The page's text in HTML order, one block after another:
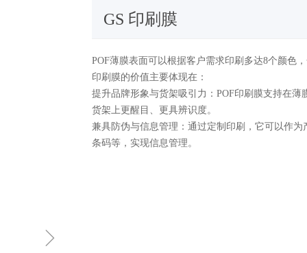
ꁇ
POF薄膜表面可以根据客户需求印刷多达8个颜色
印刷膜的价值主要体现在：
提升品牌形象与货架吸引力：POF印刷膜支持在
货架上更醒目、更具辨识度。
兼具防伪与信息管理：通过定制印刷，它可以作
条码等，实现信息管理。
GS 印刷膜